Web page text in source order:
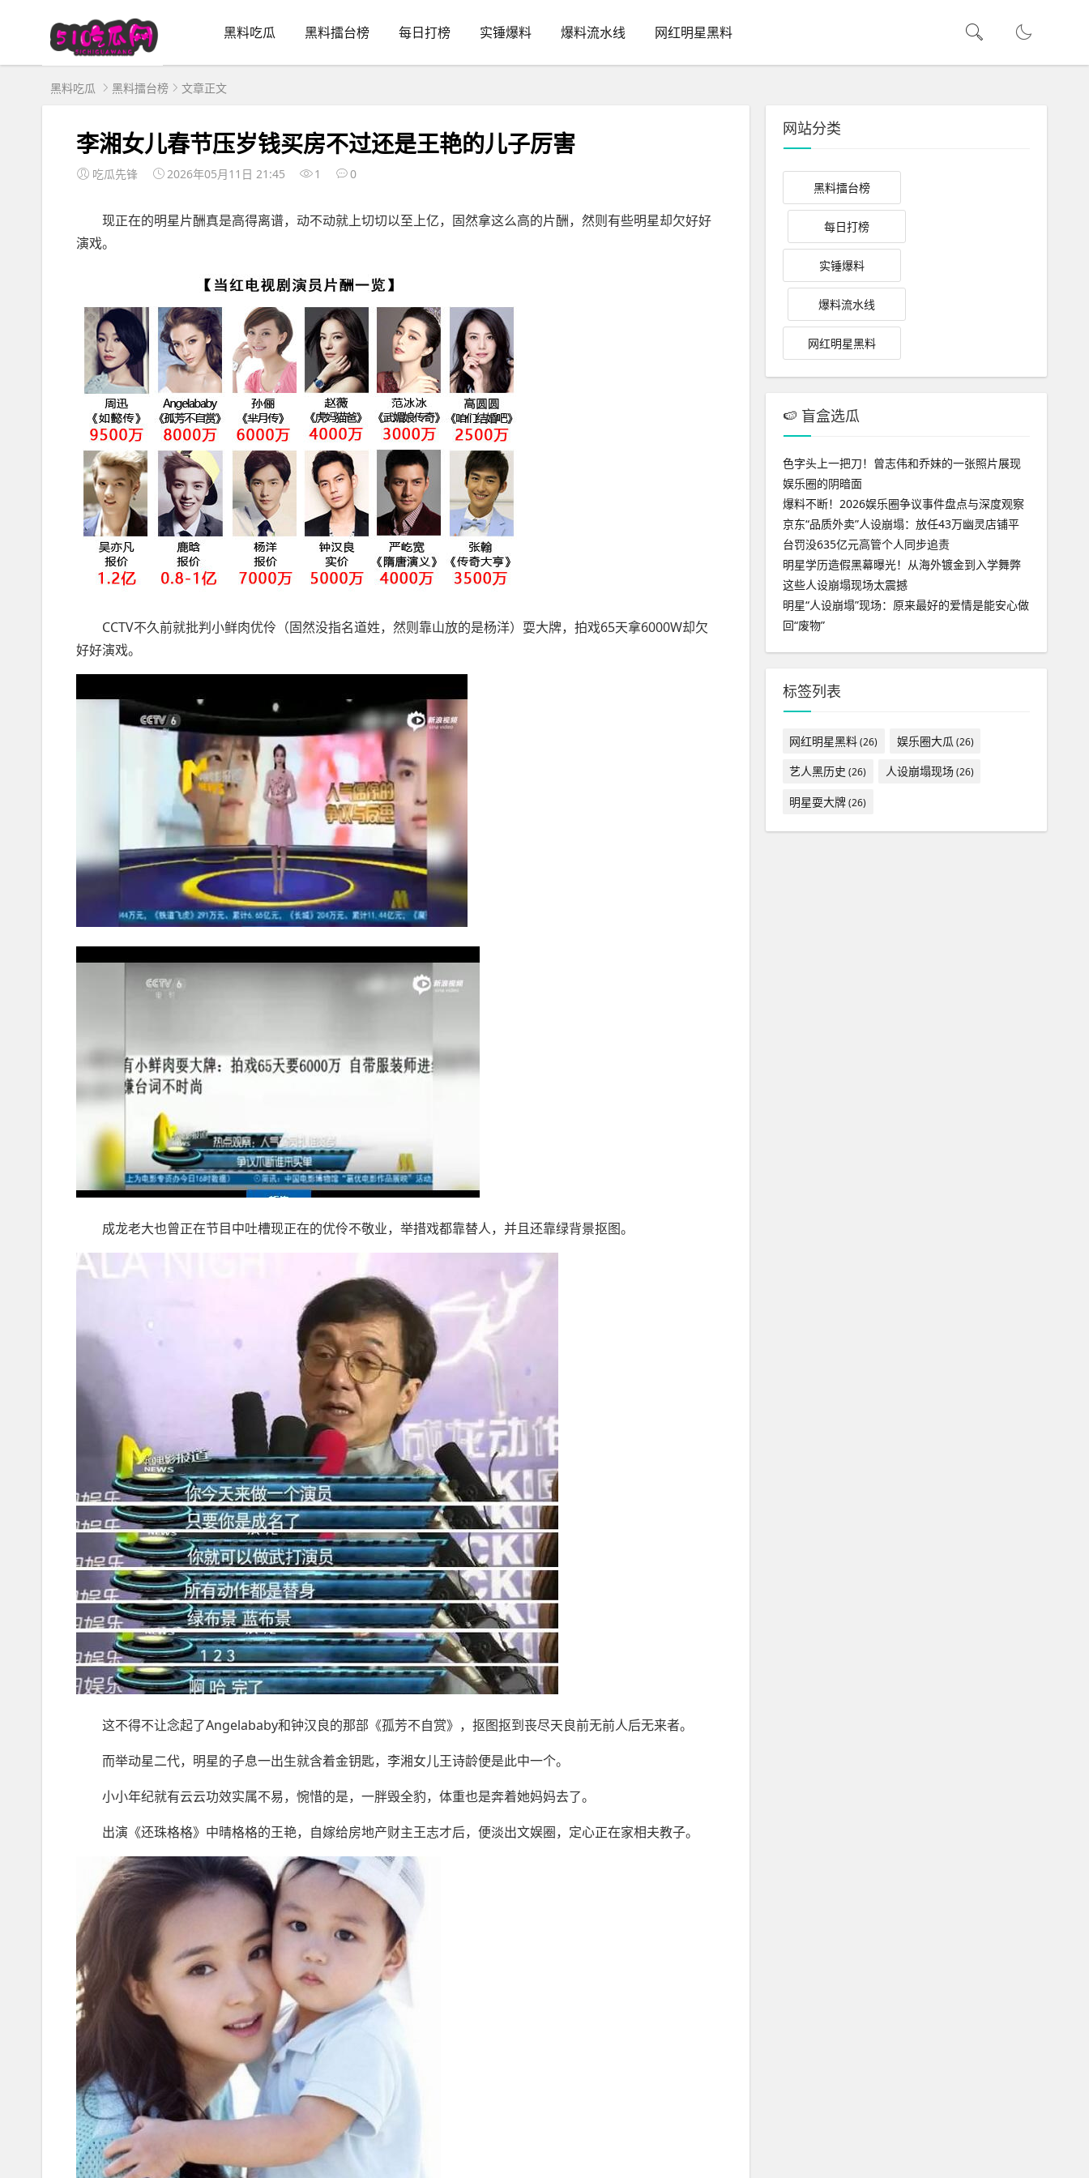
黑料吃瓜 黑料擂台榜 每日打榜 实锤爆料 爆料流水线 网红明星黑料
黑料吃瓜 黑料擂台榜 文章正文
李湘女儿春节压岁钱买房不过还是王艳的儿子厉害
吃瓜先锋 2026年05月11日 21:45 1 0
现正在的明星片酬真是高得离谱，动不动就上切切以至上亿，固然拿这么高的片酬，然则有些明星却欠好好
演戏。
CCTV不久前就批判小鲜肉优伶（固然没指名道姓，然则靠山放的是杨洋）耍大牌，拍戏65天拿6000W却欠
好好演戏。
成龙老大也曾正在节目中吐槽现正在的优伶不敬业，举措戏都靠替人，并且还靠绿背景抠图。
这不得不让念起了Angelababy和钟汉良的那部《孤芳不自赏》，抠图抠到丧尽天良前无前人后无来者。
而举动星二代，明星的子息一出生就含着金钥匙，李湘女儿王诗龄便是此中一个。
小小年纪就有云云功效实属不易，惋惜的是，一胖毁全豹，体重也是奔着她妈妈去了。
出演《还珠格格》中晴格格的王艳，自嫁给房地产财主王志才后，便淡出文娱圈，定心正在家相夫教子。
网站分类
黑料擂台榜
每日打榜
实锤爆料
爆料流水线
网红明星黑料
🍉 盲盒选瓜
色字头上一把刀！曾志伟和乔妹的一张照片展现
娱乐圈的阴暗面
爆料不断！2026娱乐圈争议事件盘点与深度观察
京东“品质外卖”人设崩塌：放任43万幽灵店铺平
台罚没635亿元高管个人同步追责
明星学历造假黑幕曝光！从海外镀金到入学舞弊
这些人设崩塌现场太震撼
明星“人设崩塌”现场：原来最好的爱情是能安心做
回“废物”
标签列表
网红明星黑料(26) 娱乐圈大瓜 (26)
艺人黑历史 (26) 人设崩塌现场(26)
明星耍大牌(26)